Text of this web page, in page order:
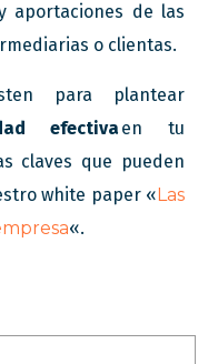
aportaciones de las
o clientas.
para plantear
efectiva en tu
claves que pueden
white paper «Las
«.